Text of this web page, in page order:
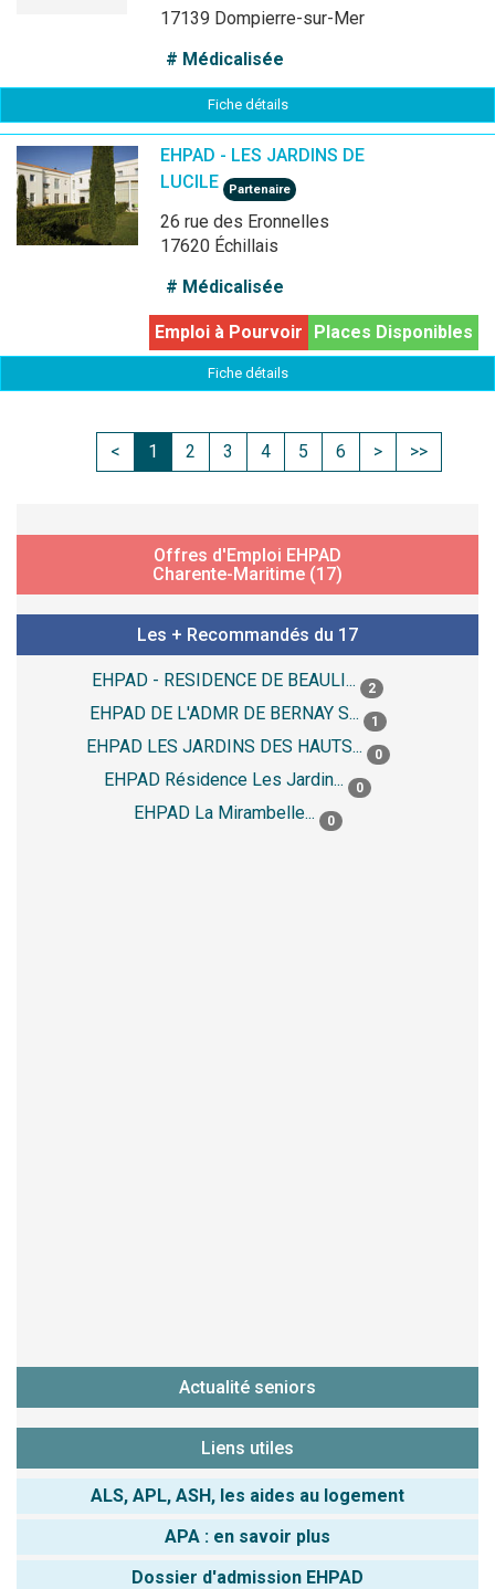
17139 Dompierre-sur-Mer
# Médicalisée
Fiche détails
EHPAD - LES JARDINS DE
LUCILE
Partenaire
26 rue des Eronnelles
17620 Échillais
# Médicalisée
Places Disponibles
Emploi à Pourvoir
Fiche détails
< 1 2 3 4 5 6 > >>
Offres d'Emploi EHPAD
Charente-Maritime (17)
Les + Recommandés du 17
EHPAD - RESIDENCE DE BEAULI... 2
EHPAD DE L'ADMR DE BERNAY S... 1
EHPAD LES JARDINS DES HAUTS... 0
EHPAD Résidence Les Jardin... 0
EHPAD La Mirambelle... 0
Actualité seniors
Liens utiles
ALS, APL, ASH, les aides au logement
APA : en savoir plus
Dossier d'admission EHPAD